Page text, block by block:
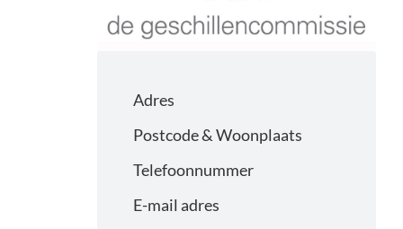
Adres
Postcode & Woonplaats
Telefoonnummer
E-mail adres